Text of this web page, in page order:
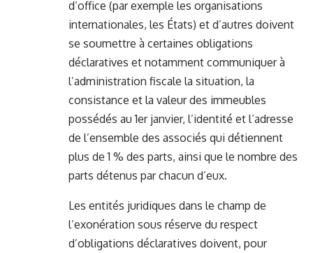
d’office (par exemple les organisations
internationales, les États) et d’autres doivent
se soumettre à certaines obligations
déclaratives et notamment communiquer à
l’administration fiscale la situation, la
consistance et la valeur des immeubles
possédés au 1er janvier, l’identité et l’adresse
de l’ensemble des associés qui détiennent
plus de 1 % des parts, ainsi que le nombre des
parts détenus par chacun d’eux.
Les entités juridiques dans le champ de
l’exonération sous réserve du respect
d’obligations déclaratives doivent, pour